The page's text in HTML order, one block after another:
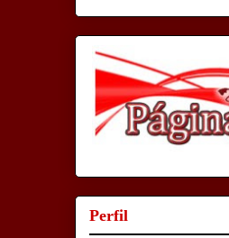
Perfil